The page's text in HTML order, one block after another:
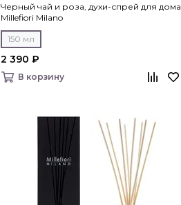
Черный чай и роза, духи-спрей для дома,
Millefiori Milano
150 мл
2 390 ₽
В корзину